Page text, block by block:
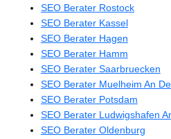
SEO Berater Rostock
SEO Berater Kassel
SEO Berater Hagen
SEO Berater Hamm
SEO Berater Saarbruecken
SEO Berater Muelheim An
SEO Berater Potsdam
SEO Berater Ludwigshafen
SEO Berater Oldenburg